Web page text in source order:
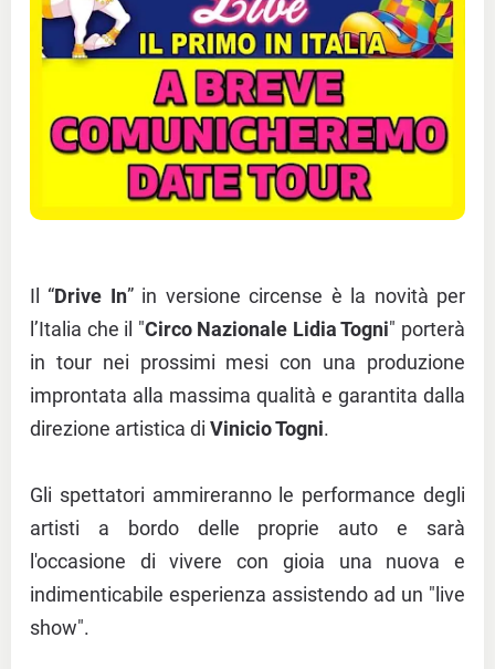
Il “Drive In” in versione circense è la novità per
l’Italia che il "Circo Nazionale Lidia Togni" porterà
in tour nei prossimi mesi con una produzione
improntata alla massima qualità e garantita dalla
direzione artistica di Vinicio Togni.
Gli spettatori ammireranno le performance degli
artisti a bordo delle proprie auto e sarà
l'occasione di vivere con gioia una nuova e
indimenticabile esperienza assistendo ad un "live
show".